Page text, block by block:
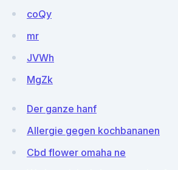
coQy
mr
JVWh
MgZk
Der ganze hanf
Allergie gegen kochbananen
Cbd flower omaha ne